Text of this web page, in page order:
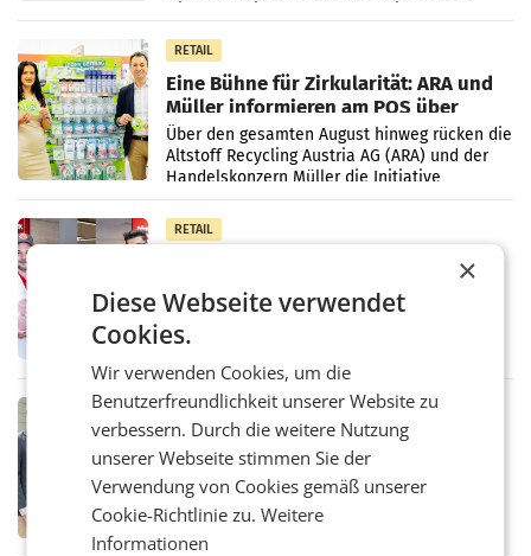
RETAIL
Eine Bühne für Zirkularität: ARA und
Müller informieren am POS über
Kreislauffähigkeit
Über den gesamten August hinweg rücken die
Altstoff Recycling Austria AG (ARA) und der
Handelskonzern Müller die Initiative
„Kreislauf-Helden“ in allen österreichischen
Müller-Filialen
RETAIL
Penny modernisiert zwei Filialen in
Ober- und Niederösterreich
WIENER NEUDORF. – Im Rahmen einer
laufenden Modernisierungsoffensive
erneuert Penny zwei Filialen in Nieder- und
Oberösterreich. Die beiden Standorte liegen
in Haag sowie im rund
RETAIL
Alles bereit für den Wechsel: Jürgen
Albrecht setzt ab 1.1.2027 auf Adeg
WIENER NEUDORF. – Die geplante
Zusammenarbeit zwischen Adeg und dem
Vorarlberger Kaufmann Jürgen Albrecht ist
kartellrechtlich freigegeben: Die
×
Diese Webseite verwendet
Cookies.
Wir verwenden Cookies, um die
Benutzerfreundlichkeit unserer Website zu
verbessern. Durch die weitere Nutzung
unserer Webseite stimmen Sie der
Verwendung von Cookies gemäß unserer
Cookie-Richtlinie zu.Weitere
Informationen